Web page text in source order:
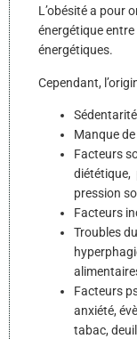
L’obésité a pour
énergétique
énergétiques.
Cependant,
Sédentarité
Manque
Facteurs
diététique,
pression
Facteurs
Troubles
Facteurs
anxiété,
tabac,